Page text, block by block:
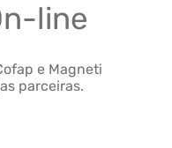
line
e Magneti
parceiras.